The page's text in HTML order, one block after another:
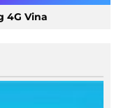
4G Vina